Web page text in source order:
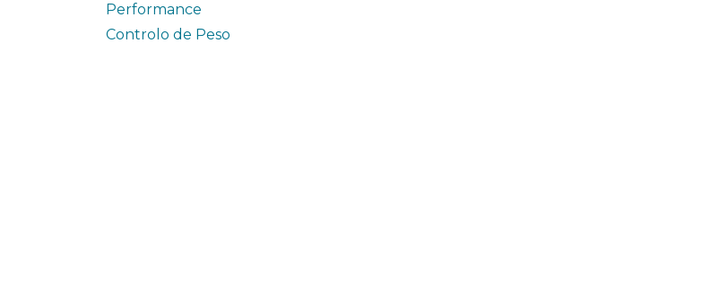
Performance
Controlo de Peso